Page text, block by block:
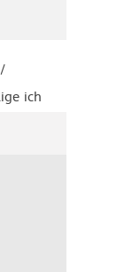
/
ich